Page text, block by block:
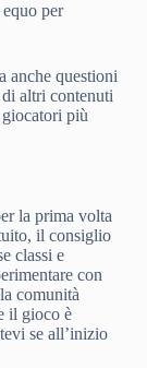
per
anche questioni
altri contenuti
più
la prima volta
il consiglio
classi e
con
comunità
il gioco è
se all’inizio